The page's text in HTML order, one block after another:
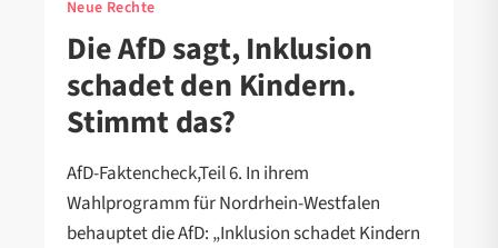
Neue Rechte
Die AfD sagt, Inklusion
schadet den Kindern.
Stimmt das?
AfD-Faktencheck,Teil 6. In ihrem
Wahlprogramm für Nordrhein-Westfalen
behauptet die AfD: „Inklusion schadet Kindern